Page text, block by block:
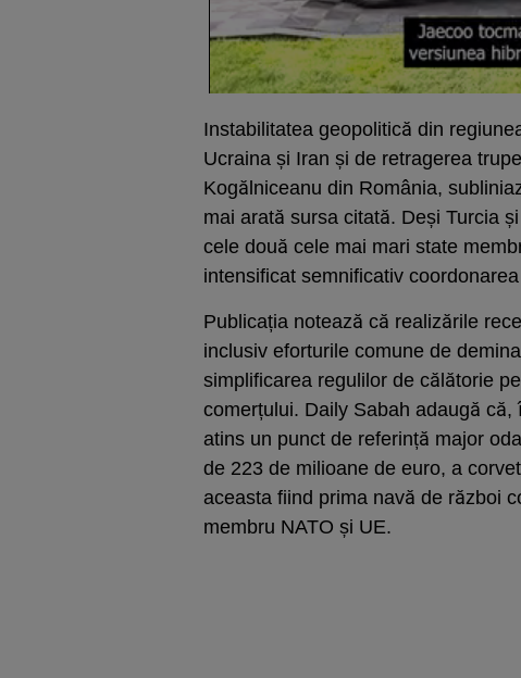
Instabilitatea geopolitică din
Ucraina și Iran și de retragerea
Kogălniceanu din România,
mai arată sursa citată. Deși Turcia
cele două cele mai mari state
intensificat semnificativ
Publicația notează că realizările
inclusiv eforturile comune de
simplificarea regulilor de călătorie
comerțului. Daily Sabah adaugă
atins un punct de referință major
de 223 de milioane de euro, a
aceasta fiind prima navă de război
membru NATO și UE.